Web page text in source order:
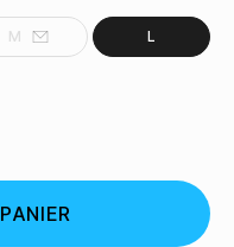
M L